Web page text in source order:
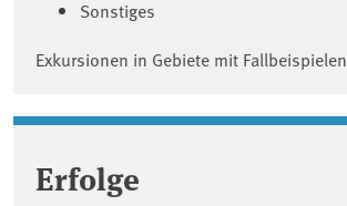
Sonstiges
Exkursionen in Gebiete mit Fallbeispielen
Erfolge